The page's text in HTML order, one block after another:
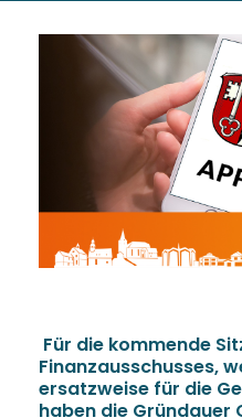
Für die kommende
Finanzausschusses,
ersatzweise für die
haben die